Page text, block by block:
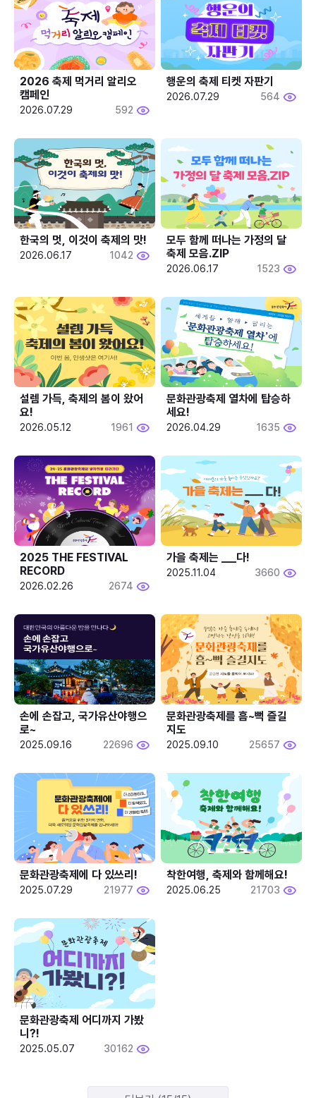
2026 축제 먹거리 알리오
캠페인
2026.07.29 592
행운의 축제 티켓 자판기
2026.07.29 564
한국의 멋, 이것이 축제의 맛!
2026.06.17 1042
모두 함께 떠나는 가정의 달
축제 모음.ZIP
2026.06.17 1523
설렘 가득, 축제의 봄이 왔어
요!
2026.05.12 1961
문화관광축제 열차에 탑승하
세요!
2026.04.29 1635
2025 THE FESTIVAL
RECORD
2026.02.26 2674
2025.11.04 3660
손에 손잡고, 국가유산야행으
로~
2025.09.16 22696
문화관광축제를 흠~뻑 즐길
지도
2025.09.10 25657
문화관광축제에 다 있쓰리!
2025.07.29 21977
착한여행, 축제와 함께해요!
2025.06.25 21703
문화관광축제 어디까지 가봤
니?!
2025.05.07 30162